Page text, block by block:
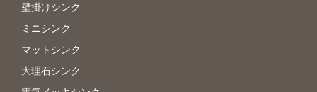
壁掛けシンク
ミニシンク
マットシンク
大理石シンク